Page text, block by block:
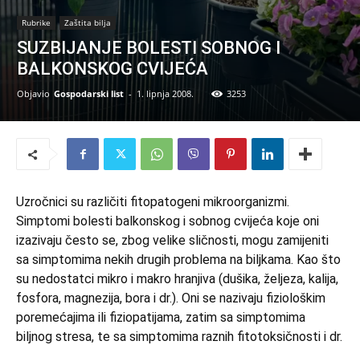
Rubrike Zaštita bilja
SUZBIJANJE BOLESTI SOBNOG I
BALKONSKOG CVIJEĆA
Objavio Gospodarski list - 1. lipnja 2008. 3253
Uzročnici su različiti fitopatogeni mikroorganizmi.
Simptomi bolesti balkonskog i sobnog cvijeća koje oni
izazivaju često se, zbog velike sličnosti, mogu zamijeniti
sa simptomima nekih drugih problema na biljkama. Kao što
su nedostatci mikro i makro hranjiva (dušika, željeza, kalija,
fosfora, magnezija, bora i dr.). Oni se nazivaju fiziološkim
poremećajima ili fiziopatijama, zatim sa simptomima
biljnog stresa, te sa simptomima raznih fitotoksičnosti i dr.